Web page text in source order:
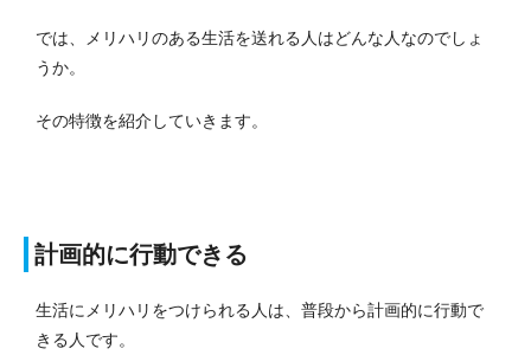
では、メリハリのある生活を送れる人はどんな人なのでしょ
うか。
その特徴を紹介していきます。
計画的に行動できる
生活にメリハリをつけられる人は、普段から計画的に行動で
きる人です。